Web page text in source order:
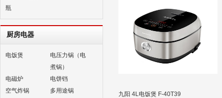
瓶
厨房电器
电饭煲
电压力锅（电
煮锅）
电磁炉
电饼铛
空气炸锅
多用途锅
九阳 4L电饭煲 F-40T39